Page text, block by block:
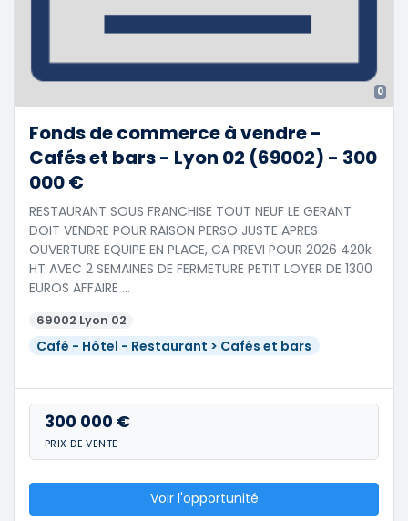
0
Fonds de commerce à vendre -
Cafés et bars - Lyon 02 (69002) - 300
000 €
RESTAURANT SOUS FRANCHISE TOUT NEUF LE GERANT
DOIT VENDRE POUR RAISON PERSO JUSTE APRES
OUVERTURE EQUIPE EN PLACE, CA PREVI POUR 2026 420k
HT AVEC 2 SEMAINES DE FERMETURE PETIT LOYER DE 1300
EUROS AFFAIRE …
69002 Lyon 02
Café - Hôtel - Restaurant > Cafés et bars
300 000 €
PRIX DE VENTE
Voir l'opportunité